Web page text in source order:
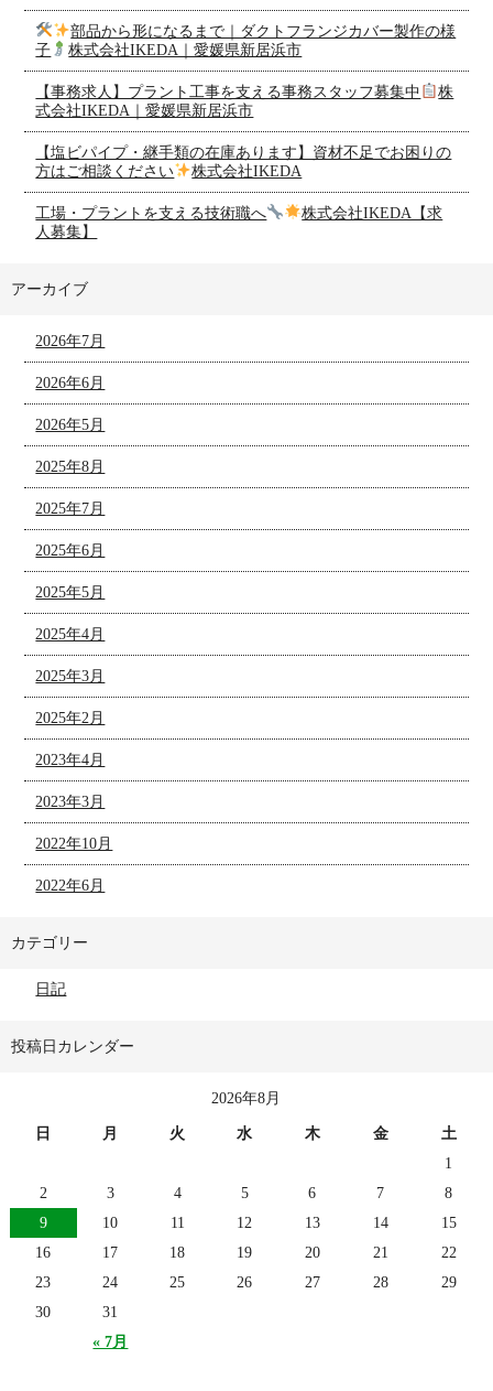
部品から形になるまで｜ダクトフランジカバー製作の様
子
株式会社IKEDA｜愛媛県新居浜市
【事務求人】プラント工事を支える事務スタッフ募集中
株
式会社IKEDA｜愛媛県新居浜市
【塩ビパイプ・継手類の在庫あります】資材不足でお困りの
方はご相談ください
株式会社IKEDA
工場・プラントを支える技術職へ
株式会社IKEDA【求
人募集】
アーカイブ
2026年7月
2026年6月
2026年5月
2025年8月
2025年7月
2025年6月
2025年5月
2025年4月
2025年3月
2025年2月
2023年4月
2023年3月
2022年10月
2022年6月
カテゴリー
日記
投稿日カレンダー
2026年8月
日 月 火 水 木 金 土
« 7月
1
2
3 4 5 6 7
8
9
10 11 12 13 14
15
16
17 18 19 20 21
22
23
24 25 26 27 28
29
30
31